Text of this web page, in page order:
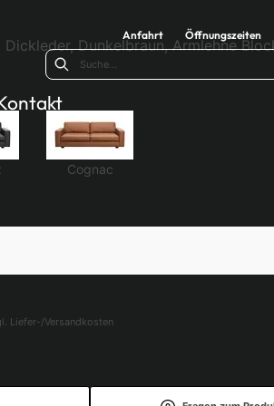
Anfahrt Öffnungszeiten
Dunkelbraun, Armlehne
Cognac
Liefer-/Versandkosten